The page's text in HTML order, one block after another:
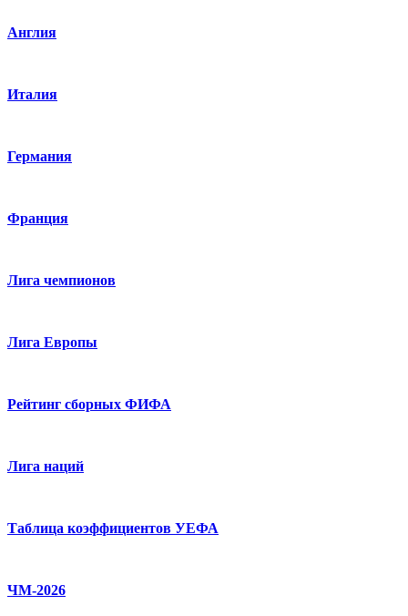
Англия
Италия
Германия
Франция
Лига чемпионов
Лига Европы
Рейтинг сборных ФИФА
Лига наций
Таблица коэффициентов УЕФА
ЧМ-2026